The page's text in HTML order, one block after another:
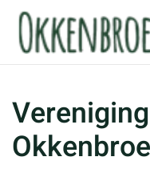
Terug naar